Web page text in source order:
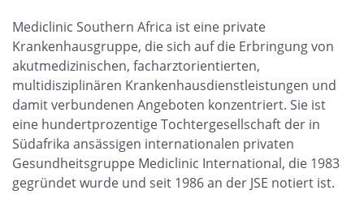
Mediclinic Southern Africa ist eine private
Krankenhausgruppe, die sich auf die Erbringung von
akutmedizinischen, facharztorientierten,
multidisziplinären Krankenhausdienstleistungen und
damit verbundenen Angeboten konzentriert. Sie ist
eine hundertprozentige Tochtergesellschaft der in
Südafrika ansässigen internationalen privaten
Gesundheitsgruppe Mediclinic International, die 1983
gegründet wurde und seit 1986 an der JSE notiert ist.